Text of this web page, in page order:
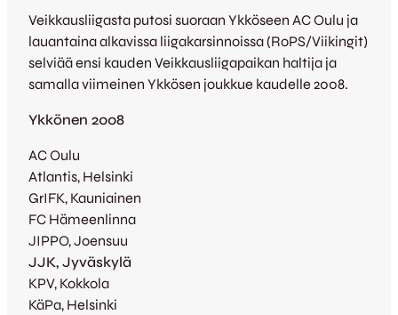
Veikkausliigasta putosi suoraan Ykköseen AC Oulu ja
lauantaina alkavissa liigakarsinnoissa (RoPS/Viikingit)
selviää ensi kauden Veikkausliigapaikan haltija ja
samalla viimeinen Ykkösen joukkue kaudelle 2008.
Ykkönen 2008
AC Oulu
Atlantis, Helsinki
GrIFK, Kauniainen
FC Hämeenlinna
JIPPO, Joensuu
JJK, Jyväskylä
KPV, Kokkola
KäPa, Helsinki